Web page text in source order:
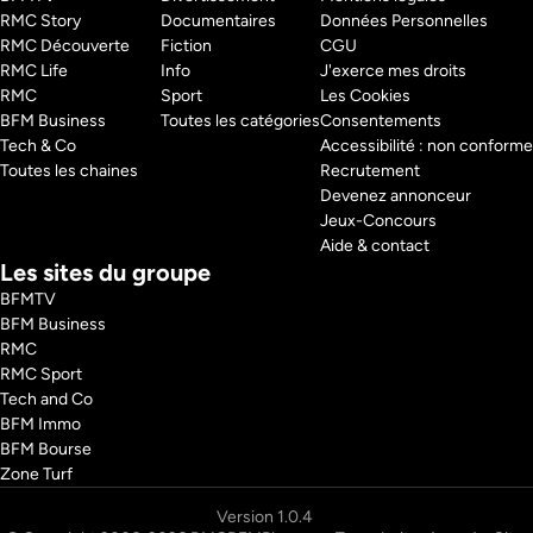
RMC Story
RMC Découverte
RMC Life
RMC
BFM Business
Tech & Co
Toutes les chaines
Documentaires
Fiction
Info
Sport
Toutes les catégories
Données Personnelles
CGU
J'exerce mes droits
Les Cookies
Consentements
Accessibilité : non conforme
Recrutement
Devenez annonceur
Jeux-Concours
Aide & contact
Les sites du groupe
BFMTV
BFM Business
RMC
RMC Sport
Tech and Co
BFM Immo
BFM Bourse
Zone Turf